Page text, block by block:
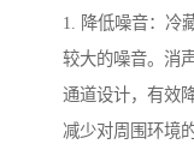
1. 降低噪音：冷
较大的噪音。消
通道设计，有效
减少对周围环境